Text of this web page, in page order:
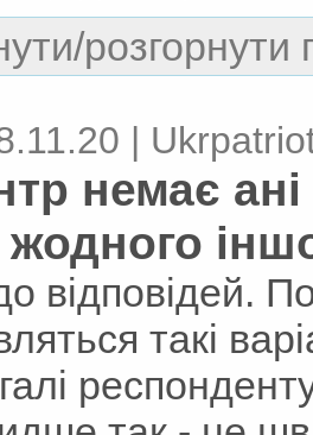
розгорнути
|
немає
жодного
відповідей.
такі